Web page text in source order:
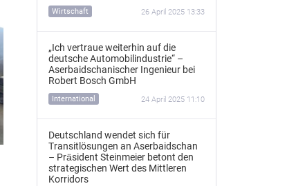
Wirtschaft 26 April 2025 13:33
„Ich vertraue weiterhin auf die
deutsche Automobilindustrie“ –
Aserbaidschanischer Ingenieur bei
Robert Bosch GmbH
International 24 April 2025 11:10
Deutschland wendet sich für
Transitlösungen an Aserbaidschan
– Präsident Steinmeier betont den
strategischen Wert des Mittleren
Korridors